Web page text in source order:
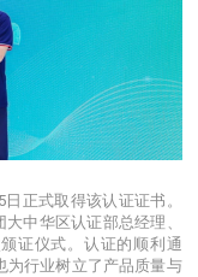
正式取得该认证证书。
中华区认证部总经理、
证仪式。认证的顺利通
为行业树立了产品质量与